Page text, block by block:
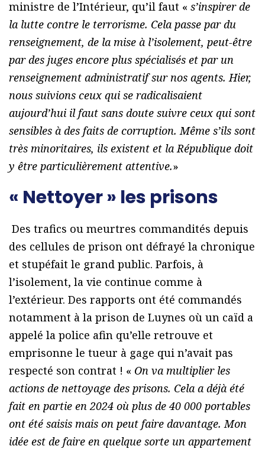
ministre de l’Intérieur, qu’il faut « s’inspirer de
la lutte contre le terrorisme. Cela passe par du
renseignement, de la mise à l’isolement, peut-être
par des juges encore plus spécialisés et par un
renseignement administratif sur nos agents. Hier,
nous suivions ceux qui se radicalisaient
aujourd’hui il faut sans doute suivre ceux qui sont
sensibles à des faits de corruption. Même s’ils sont
très minoritaires, ils existent et la République doit
y être particulièrement attentive.»
« Nettoyer » les prisons
Des trafics ou meurtres commandités depuis
des cellules de prison ont défrayé la chronique
et stupéfait le grand public. Parfois, à
l’isolement, la vie continue comme à
l’extérieur. Des rapports ont été commandés
notamment à la prison de Luynes où un caïd a
appelé la police afin qu’elle retrouve et
emprisonne le tueur à gage qui n’avait pas
respecté son contrat ! « On va multiplier les
actions de nettoyage des prisons. Cela a déjà été
fait en partie en 2024 où plus de 40 000 portables
ont été saisis mais on peut faire davantage. Mon
idée est de faire en quelque sorte un appartement